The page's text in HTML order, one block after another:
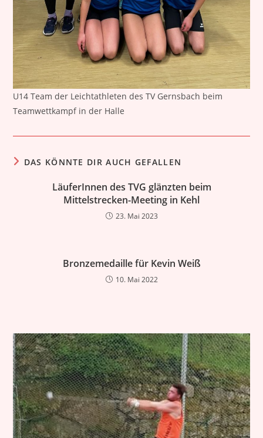
U14 Team der Leichtathleten des TV Gernsbach beim
Teamwettkampf in der Halle
DAS KÖNNTE DIR AUCH GEFALLEN
LäuferInnen des TVG glänzten beim
Mittelstrecken-Meeting in Kehl
23. Mai 2023
Bronzemedaille für Kevin Weiß
10. Mai 2022